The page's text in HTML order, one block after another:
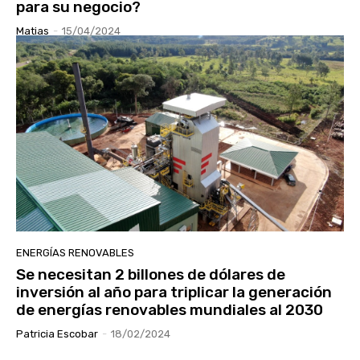
para su negocio?
Matias - 15/04/2024
ENERGÍAS RENOVABLES
Se necesitan 2 billones de dólares de
inversión al año para triplicar la generación
de energías renovables mundiales al 2030
Patricia Escobar - 18/02/2024